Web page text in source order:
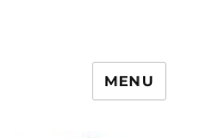
MENU